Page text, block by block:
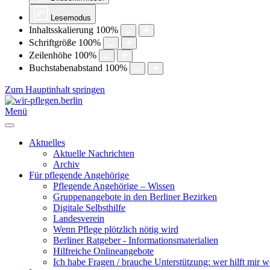
Lesemodus
Inhaltsskalierung 100%
Schriftgröße 100%
Zeilenhöhe 100%
Buchstabenabstand 100%
Zum Hauptinhalt springen
Menü
Aktuelles
Aktuelle Nachrichten
Archiv
Für pflegende Angehörige
Pflegende Angehörige – Wissen
Gruppenangebote in den Berliner Bezirken
Digitale Selbsthilfe
Landesverein
Wenn Pflege plötzlich nötig wird
Berliner Ratgeber - Informationsmaterialien
Hilfreiche Onlineangebote
Ich habe Fragen / brauche Unterstützung: wer hilft mir